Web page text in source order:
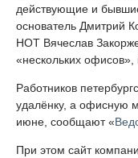
действующие и
основатель Дмитрий
НОТ Вячеслав
«нескольких офисов»,
Работников
удалёнку, а офисную
июне, сообщают «
При этом сайт